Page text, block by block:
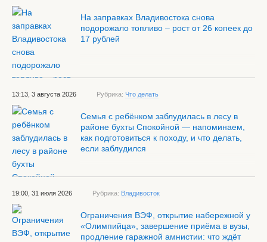
На заправках Владивостока снова
подорожало топливо – рост от 26 копеек до
17 рублей
13:13, 3 августа 2026 Рубрика: Что делать
Семья с ребёнком заблудилась в лесу в
районе бухты Спокойной — напоминаем,
как подготовиться к походу, и что делать,
если заблудился
19:00, 31 июля 2026 Рубрика: Владивосток
Ограничения ВЭФ, открытие набережной у
«Олимпийца», завершение приёма в вузы,
продление гаражной амнистии: что ждёт